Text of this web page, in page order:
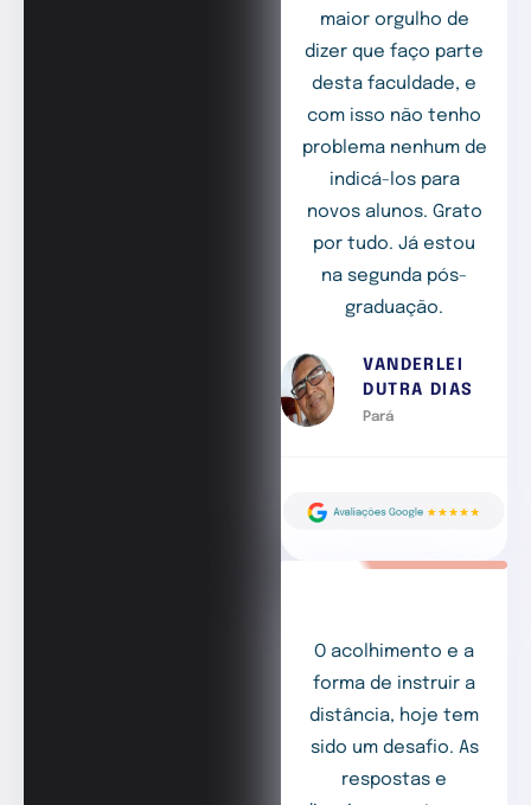
maior orgulho de
dizer que faço parte
desta faculdade, e
com isso não tenho
problema nenhum de
indicá-los para
novos alunos. Grato
por tudo. Já estou
na segunda pós-
graduação.
VANDERLEI
DUTRA DIAS
Pará
O acolhimento e a
forma de instruir a
distância, hoje tem
sido um desafio. As
respostas e